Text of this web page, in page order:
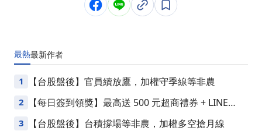
最熱最新作者
1 【台股盤後】官員續放鷹，加權守季線等非農
2
【每日簽到領獎】最高送 500 元超商禮券 + LINE
Points
3 【台股盤後】台積撐場等非農，加權多空搶月線